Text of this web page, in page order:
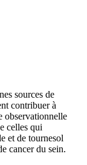
sources de
contribuer à
observationnelle
celles qui
et de tournesol
cancer du sein.